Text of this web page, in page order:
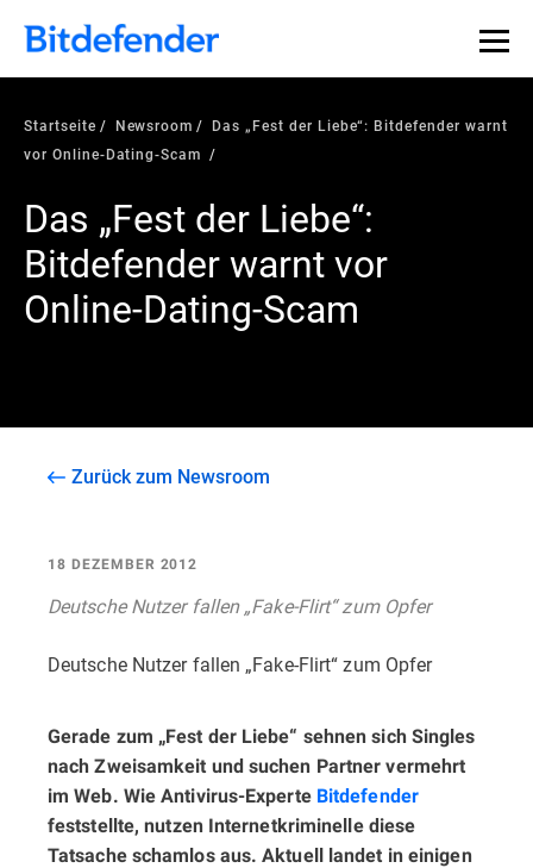
Startseite Newsroom
Das „Fest der Liebe“: Bitdefender warnt
vor Online-Dating-Scam
Das „Fest der Liebe“:
Bitdefender warnt vor
Online-Dating-Scam
Zurück zum Newsroom
18 DEZEMBER 2012
Deutsche Nutzer fallen „Fake-Flirt“ zum Opfer
Deutsche Nutzer fallen „Fake-Flirt“ zum Opfer
Gerade zum „Fest der Liebe“ sehnen sich Singles
nach Zweisamkeit und suchen Partner vermehrt
im Web. Wie Antivirus-Experte Bitdefender
feststellte, nutzen Internetkriminelle diese
Tatsache schamlos aus. Aktuell landet in einigen